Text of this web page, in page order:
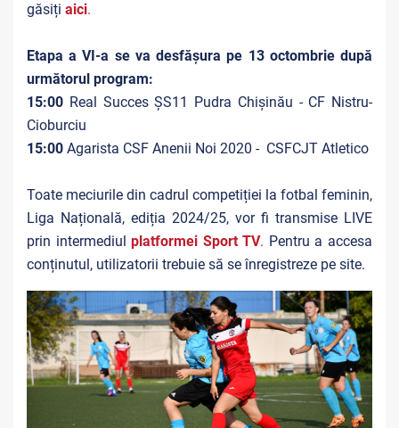
găsiți aici.
Etapa a VI-a se va desfășura pe 13 octombrie după
următorul program:
15:00 Real Succes ȘS11 Pudra Chișinău - CF Nistru-
Cioburciu
15:00 Agarista CSF Anenii Noi 2020 - CSFCJT Atletico
Toate meciurile din cadrul competiției la fotbal feminin,
Liga Națională, ediția 2024/25, vor fi transmise LIVE
prin intermediulplatformei Sport TV. Pentru a accesa
conținutul, utilizatorii trebuie să se înregistreze pe site.